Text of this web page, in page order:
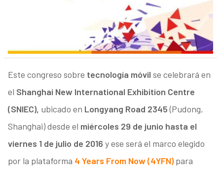
Este congreso sobre tecnología móvil se celebrará en
el Shanghai New International Exhibition Centre
(SNIEC), ubicado en Longyang Road 2345(Pudong,
Shanghai) desde el miércoles 29 de junio hasta el
viernes 1 de julio de 2016 y ese será el marco elegido
por la plataforma 4 Years From Now (4YFN)para